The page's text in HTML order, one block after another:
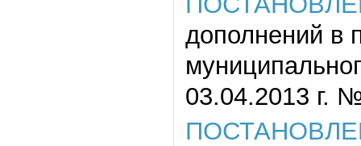
дополнений в
03.04.2013 г.